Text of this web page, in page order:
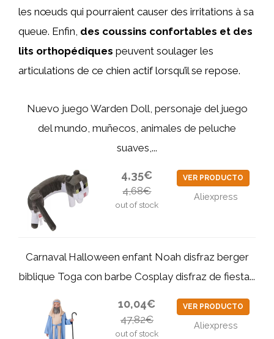
les nœuds qui pourraient causer des irritations à sa
queue. Enfin, des coussins confortables et des
lits orthopédiques peuvent soulager les
articulations de ce chien actif lorsqu’il se repose.
Nuevo juego Warden Doll, personaje del juego
del mundo, muñecos, animales de peluche
suaves,...
4,35€
4,68€
out of stock
VER PRODUCTO
Aliexpress
Carnaval Halloween enfant Noah disfraz berger
biblique Toga con barbe Cosplay disfraz de fiesta...
10,04€
47,82€
out of stock
VER PRODUCTO
Aliexpress